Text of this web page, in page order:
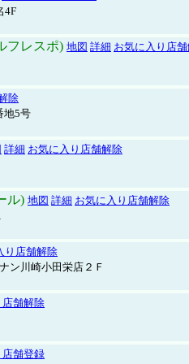
4F
フレスポ) 地図 詳細 お気に入り店
除
地5号
詳細 お気に入り店舗解除
ル) 地図 詳細 お気に入り店舗解除
り店舗解除
ン川崎小田栄店２Ｆ
店舗解除
店舗登録